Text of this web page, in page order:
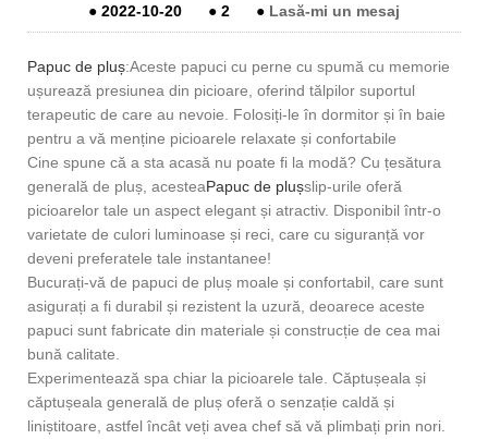
● 2022-10-20 ● 2 ● Lasă-mi un mesaj
Papuc de pluș:Aceste papuci cu perne cu spumă cu memorie
ușurează presiunea din picioare, oferind tălpilor suportul
terapeutic de care au nevoie. Folosiți-le în dormitor și în baie
pentru a vă menține picioarele relaxate și confortabile
Cine spune că a sta acasă nu poate fi la modă? Cu țesătura
generală de pluș, acesteaPapuc de plușslip-urile oferă
picioarelor tale un aspect elegant și atractiv. Disponibil într-o
varietate de culori luminoase și reci, care cu siguranță vor
deveni preferatele tale instantanee!
Bucurați-vă de papuci de pluș moale și confortabil, care sunt
asigurați a fi durabil și rezistent la uzură, deoarece aceste
papuci sunt fabricate din materiale și construcție de cea mai
bună calitate.
Experimentează spa chiar la picioarele tale. Căptușeala și
căptușeala generală de pluș oferă o senzație caldă și
liniștitoare, astfel încât veți avea chef să vă plimbați prin nori.